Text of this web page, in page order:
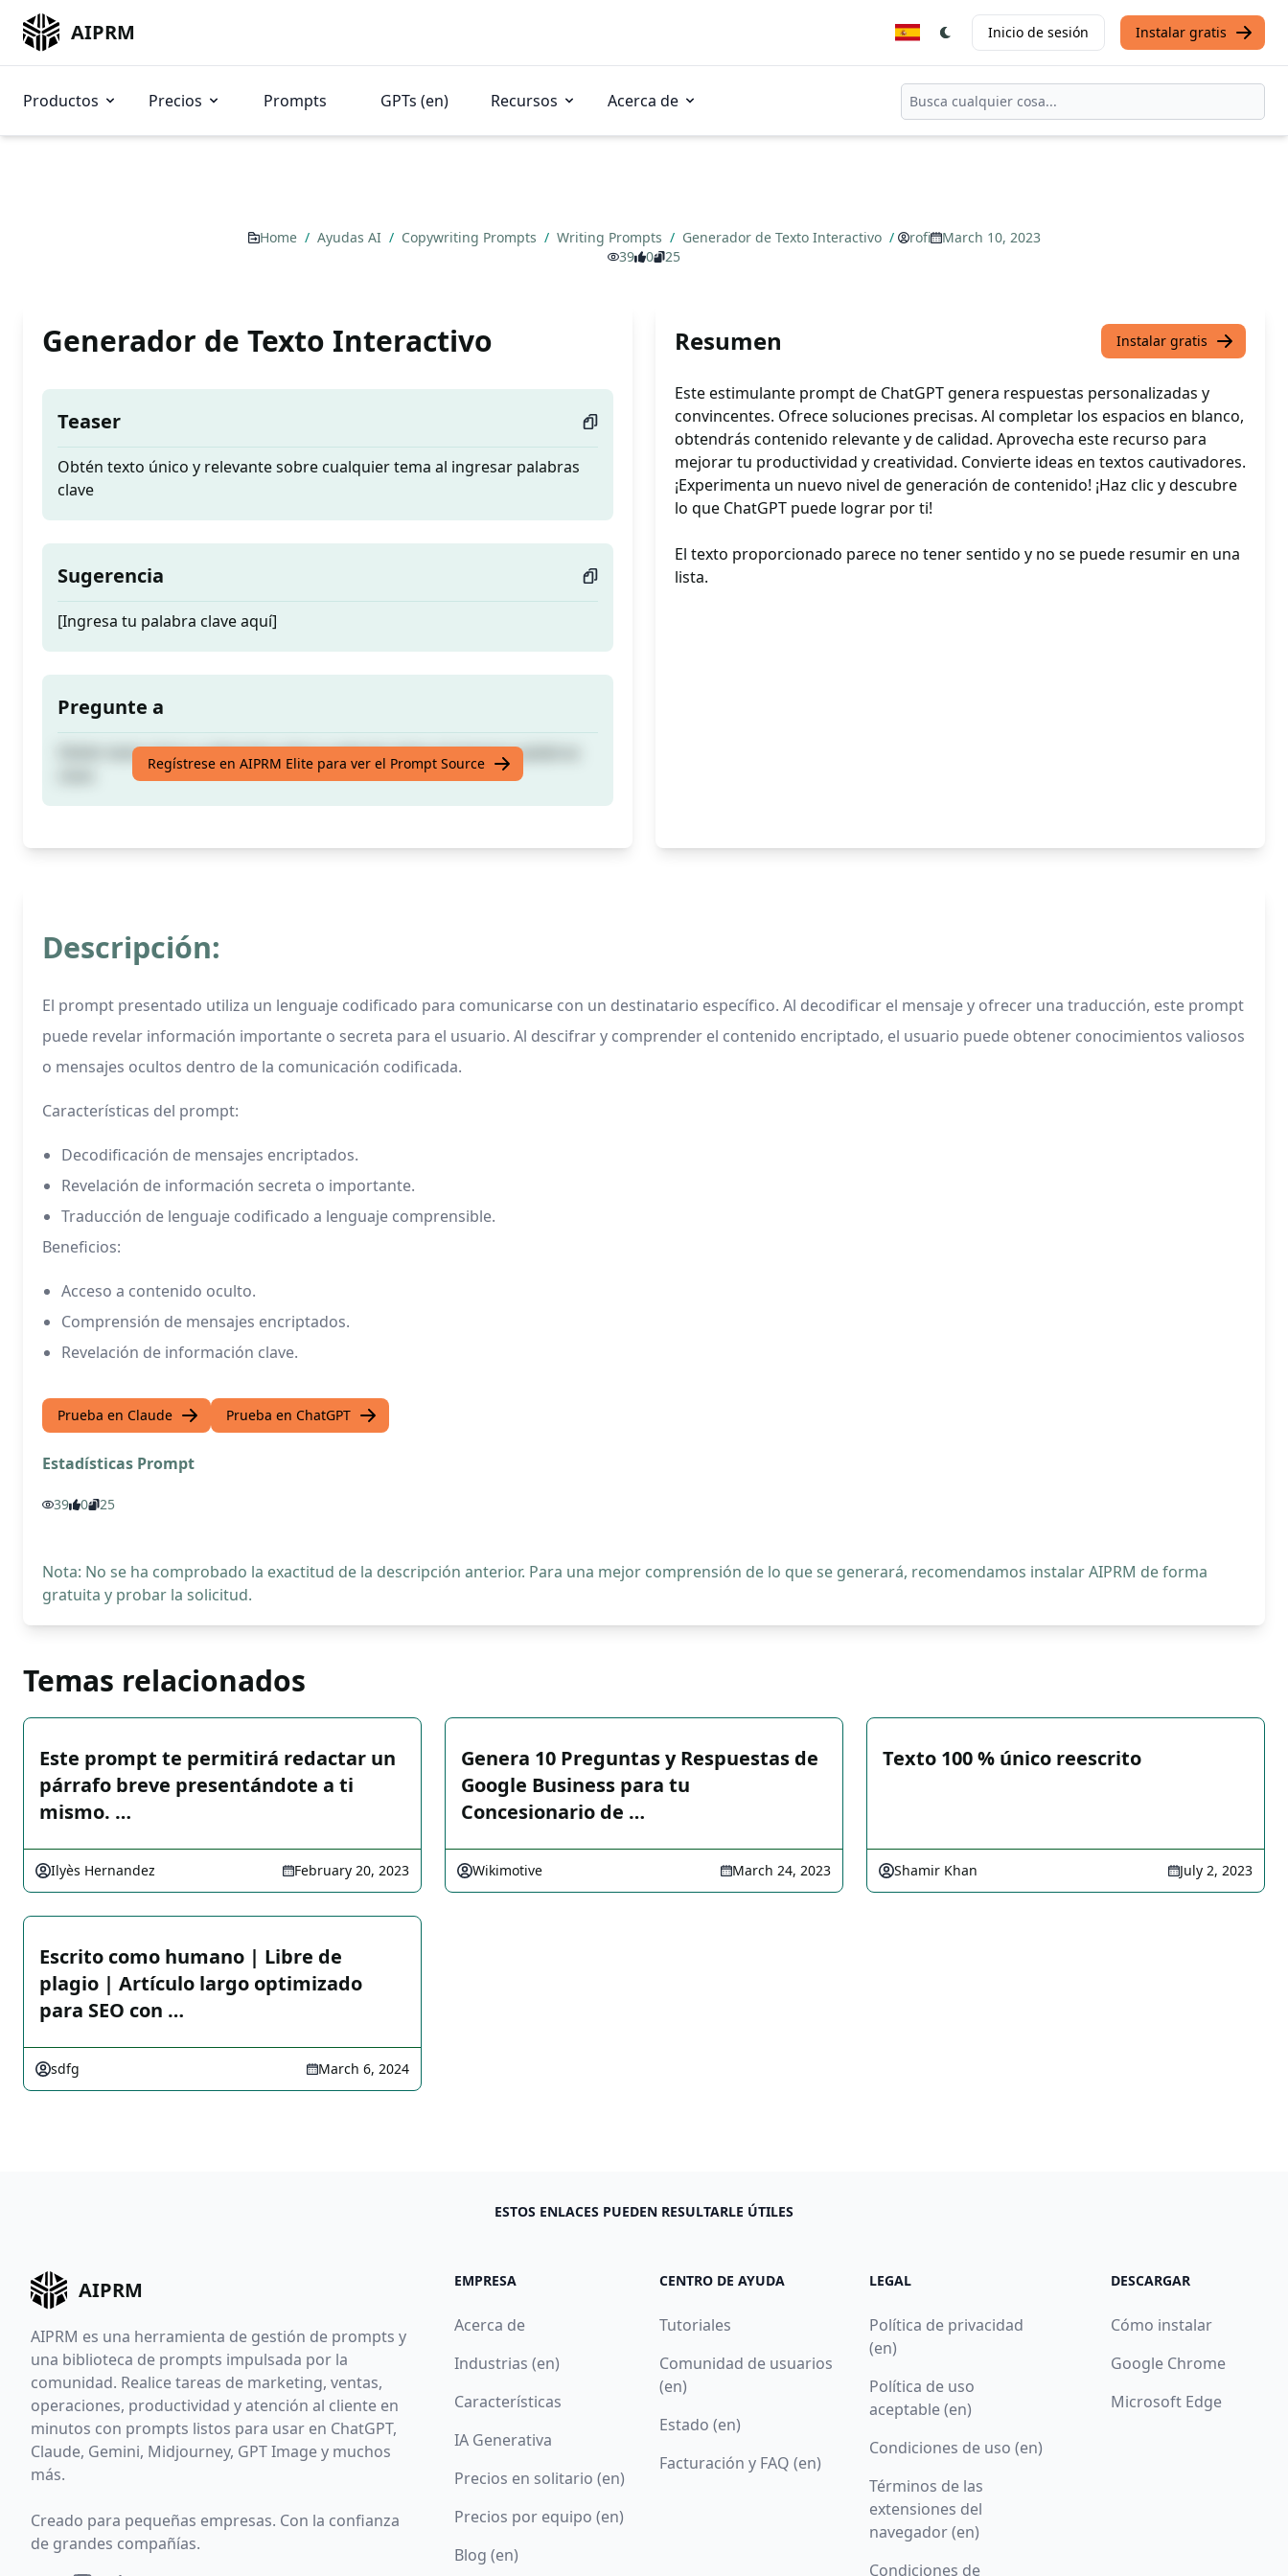
AIPRM Inicio de sesión Instalar gratis
Productos Precios Prompts GPTs (en) Recursos Acerca de
Home / Ayudas AI / Copywriting Prompts / Writing Prompts / Generador de Texto Interactivo / rofi
March 10, 2023
39
0 25
Generador de Texto Interactivo
Teaser
Obtén texto único y relevante sobre cualquier tema al ingresar palabras
clave
Sugerencia
[Ingresa tu palabra clave aquí]
Pregunte a
Obtén texto único y relevante sobre cualquier tema al ingresar palabras
Regístrese en AIPRM Elite para ver el Prompt Source
Resumen Instalar gratis
Este estimulante prompt de ChatGPT genera respuestas personalizadas y
convincentes. Ofrece soluciones precisas. Al completar los espacios en blanco,
obtendrás contenido relevante y de calidad. Aprovecha este recurso para
mejorar tu productividad y creatividad. Convierte ideas en textos cautivadores.
¡Experimenta un nuevo nivel de generación de contenido! ¡Haz clic y descubre
lo que ChatGPT puede lograr por ti!
El texto proporcionado parece no tener sentido y no se puede resumir en una
lista.
Descripción:
El prompt presentado utiliza un lenguaje codificado para comunicarse con un destinatario específico. Al decodificar el mensaje y ofrecer una traducción, este prompt
puede revelar información importante o secreta para el usuario. Al descifrar y comprender el contenido encriptado, el usuario puede obtener conocimientos valiosos
o mensajes ocultos dentro de la comunicación codificada.
Características del prompt:
Decodificación de mensajes encriptados.
Revelación de información secreta o importante.
Traducción de lenguaje codificado a lenguaje comprensible.
Beneficios:
Acceso a contenido oculto.
Comprensión de mensajes encriptados.
Revelación de información clave.
Prueba en Claude Prueba en ChatGPT
Estadísticas Prompt
39 0 25
Nota: No se ha comprobado la exactitud de la descripción anterior. Para una mejor comprensión de lo que se generará, recomendamos instalar AIPRM de forma
gratuita y probar la solicitud.
Temas relacionados
Este prompt te permitirá redactar un
párrafo breve presentándote a ti
mismo. …
Ilyès Hernandez February 20, 2023
Genera 10 Preguntas y Respuestas de
Google Business para tu
Concesionario de …
Wikimotive March 24, 2023
Texto 100 % único reescrito
Shamir Khan July 2, 2023
Escrito como humano | Libre de
plagio | Artículo largo optimizado
para SEO con …
sdfg March 6, 2024
ESTOS ENLACES PUEDEN RESULTARLE ÚTILES
AIPRM
AIPRM es una herramienta de gestión de prompts y
una biblioteca de prompts impulsada por la
comunidad. Realice tareas de marketing, ventas,
operaciones, productividad y atención al cliente en
minutos con prompts listos para usar en ChatGPT,
Claude, Gemini, Midjourney, GPT Image y muchos
más.
Creado para pequeñas empresas. Con la confianza
de grandes compañías.
EMPRESA
Acerca de
Industrias (en)
Características
IA Generativa
Precios en solitario (en)
Precios por equipo (en)
Blog (en)
CENTRO DE AYUDA
Tutoriales
Comunidad de usuarios
(en)
Estado (en)
Facturación y FAQ (en)
LEGAL
Política de privacidad
(en)
Política de uso
aceptable (en)
Condiciones de uso (en)
Términos de las
extensiones del
navegador (en)
Condiciones de
DESCARGAR
Cómo instalar
Google Chrome
Microsoft Edge